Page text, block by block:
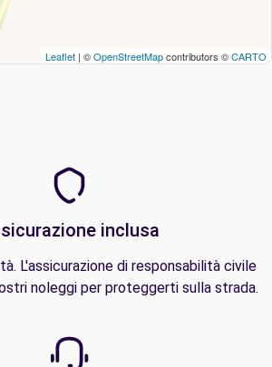
Leaflet | ©OpenStreetMapcontributors ©CARTO
inclusa
L'assicurazione di responsabilità civile
noleggi per proteggerti sulla strada.